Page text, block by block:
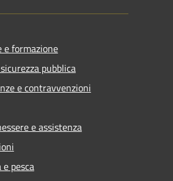
e formazione
pubblica
e contravvenzioni
e assistenza
pesca